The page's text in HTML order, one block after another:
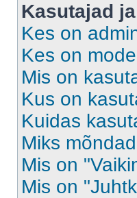
Kasutajad
Kes on
Kes on
Mis on
Kus on
Kuidas
Miks
Mis on
Mis on